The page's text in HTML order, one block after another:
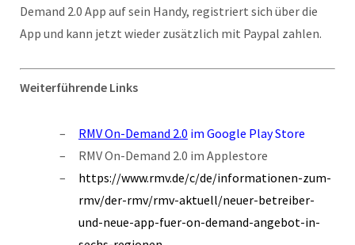
Demand 2.0 App auf sein Handy, registriert sich über die
App und kann jetzt wieder zusätzlich mit Paypal zahlen.
Weiterführende Links
RMV On-Demand 2.0 im Google Play Store
RMV On-Demand 2.0 im Applestore
https://www.rmv.de/c/de/informationen-zum-
rmv/der-rmv/rmv-aktuell/neuer-betreiber-
und-neue-app-fuer-on-demand-angebot-in-